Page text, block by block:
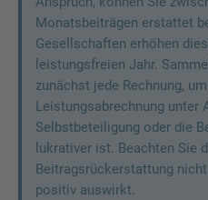
Monatsbeiträgen erstattet
Gesellschaften erhöhen
leistungsfreien Jahr.
zunächst jede Rechnung,
Leistungsabrechnung unter
Selbstbeteiligung oder die
lukrativer ist. Beachten Sie
Beitragsrückerstattung
positiv auswirkt.